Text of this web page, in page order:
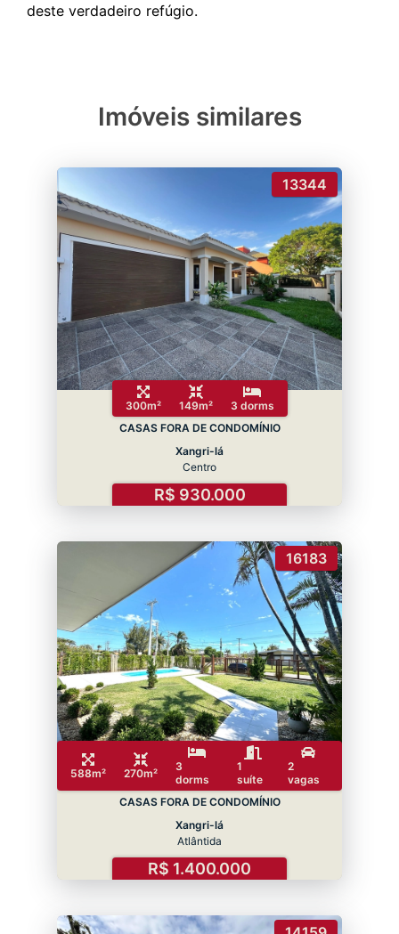
Imóveis similares
13344
300m² 149m²
3 dorms
CASAS FORA DE CONDOMÍNIO
Xangri-lá
Centro
R$ 930.000
16183
588m² 270m²
3
dorms
1
suíte
2
vagas
CASAS FORA DE CONDOMÍNIO
Xangri-lá
Atlântida
R$ 1.400.000